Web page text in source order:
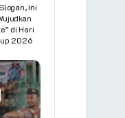
Ini
di Hari
2026